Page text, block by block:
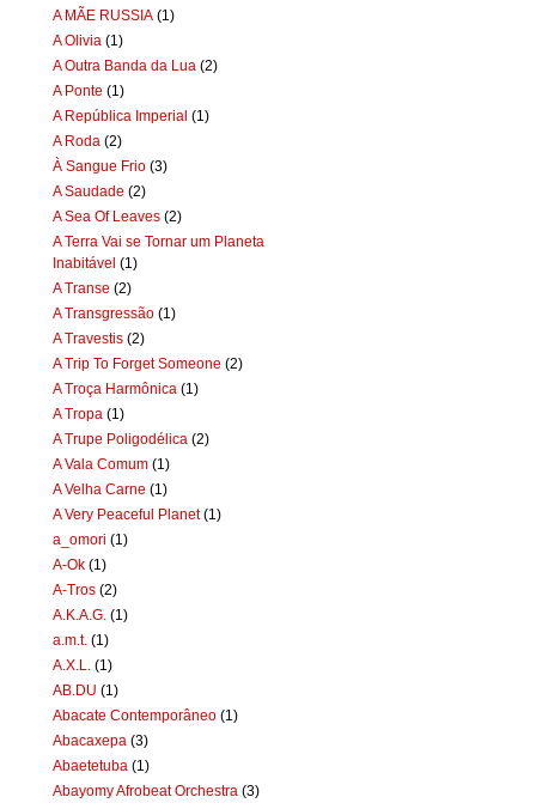
A MÃE RUSSIA (1)
A Olivia (1)
A Outra Banda da Lua (2)
A Ponte (1)
A República Imperial (1)
A Roda (2)
À Sangue Frio (3)
A Saudade (2)
A Sea Of Leaves (2)
A Terra Vai se Tornar um Planeta
Inabitável (1)
A Transe (2)
A Transgressão (1)
A Travestis (2)
A Trip To Forget Someone (2)
A Troça Harmônica (1)
A Tropa (1)
A Trupe Poligodélica (2)
A Vala Comum (1)
A Velha Carne (1)
A Very Peaceful Planet (1)
a_omori (1)
A-Ok (1)
A-Tros (2)
A.K.A.G. (1)
a.m.t. (1)
A.X.L.
(1)
AB.DU (1)
Abacate Contemporâneo (1)
Abacaxepa (3)
Abaetetuba (1)
Abayomy Afrobeat Orchestra (3)